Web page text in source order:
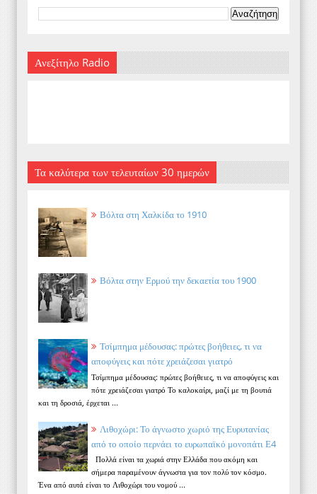
Ανεξίτηλο Radio
Τα καλύτερα των τελευταίων 30 ημερών
Βόλτα στη Χαλκίδα το 1910
Βόλτα στην Ερμού την δεκαετία του 1900
Τσίμπημα μέδουσας: πρώτες βοήθειες, τι να
αποφύγεις και πότε χρειάζεσαι γιατρό
Τσίμπημα μέδουσας: πρώτες βοήθειες, τι να αποφύγεις και
πότε χρειάζεσαι γιατρό Το καλοκαίρι, μαζί με τη βουτιά
και τη δροσιά, έρχεται ...
Λιθοχώρι: Το άγνωστο χωριό της Ευρυτανίας
από το οποίο περνάει το ευρωπαϊκό μονοπάτι Ε4
Πολλά είναι τα χωριά στην Ελλάδα που ακόμη και
σήμερα παραμένουν άγνωστα για τον πολύ τον κόσμο.
Ένα από αυτά είναι το Λιθοχώρι του νομού ...